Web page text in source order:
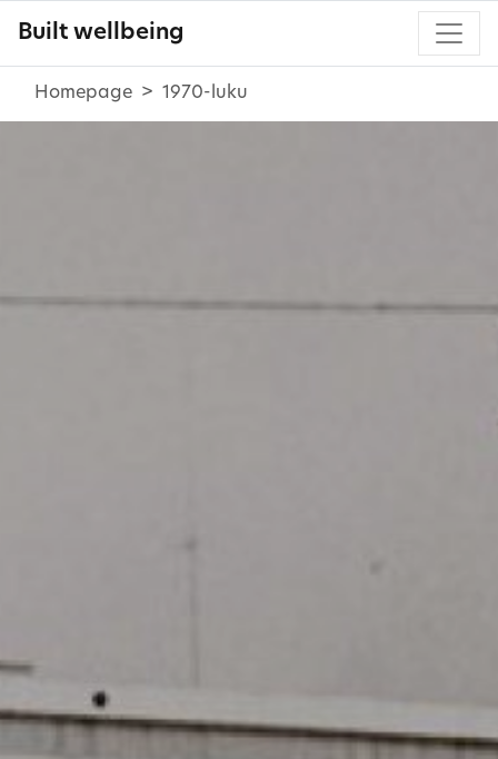
Built wellbeing
Homepage 1970-luku